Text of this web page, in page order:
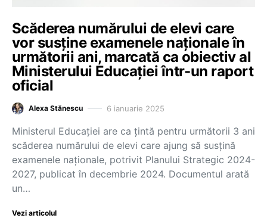
Scăderea numărului de elevi care
vor susține examenele naționale în
următorii ani, marcată ca obiectiv al
Ministerului Educației într-un raport
oficial
Alexa Stănescu 6 ianuarie 2025
Ministerul Educației are ca țintă pentru următorii 3 ani
scăderea numărului de elevi care ajung să susțină
examenele naționale, potrivit Planului Strategic 2024-
2027, publicat în decembrie 2024. Documentul arată
un…
Vezi articolul